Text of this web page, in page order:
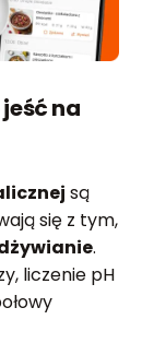
na
są
się z tym,
.
liczenie pH